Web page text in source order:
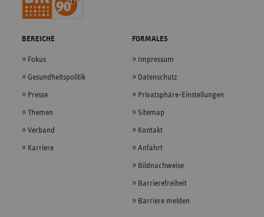
BEREICHE
Fokus
Gesundheitspolitik
Presse
Themen
Verband
Karriere
FORMALES
Impressum
Datenschutz
Privatsphäre-Einstellungen
Sitemap
Kontakt
Anfahrt
Bildnachweise
Barrierefreiheit
Barriere melden